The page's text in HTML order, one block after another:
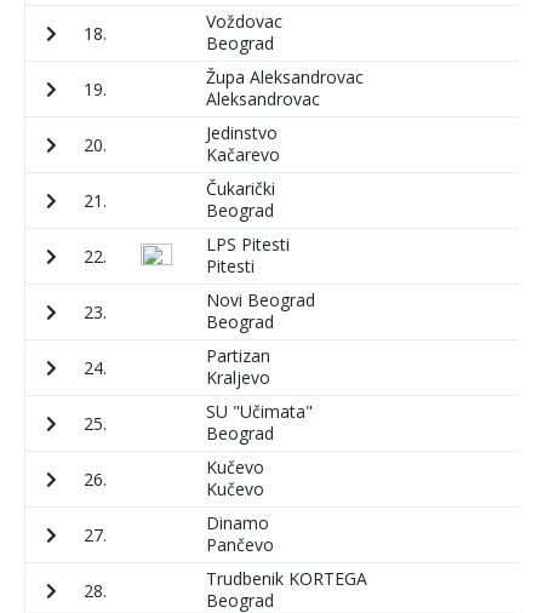
18.
Voždovac
Beograd
19.
Župa Aleksandrovac
Aleksandrovac
20.
Jedinstvo
Kačarevo
21.
Čukarički
Beograd
22.
LPS Pitesti
Pitesti
23.
Novi Beograd
Beograd
24.
Partizan
Kraljevo
25.
SU "Učimata"
Beograd
26.
Kučevo
Kučevo
27.
Dinamo
Pančevo
28.
Trudbenik KORTEGA
Beograd